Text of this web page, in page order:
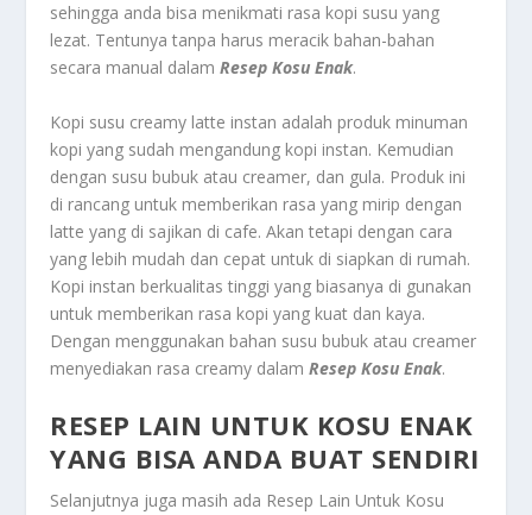
sehingga anda bisa menikmati rasa kopi susu yang
lezat. Tentunya tanpa harus meracik bahan-bahan
secara manual dalamResep Kosu Enak.
Kopi susu creamy latte instan adalah produk minuman
kopi yang sudah mengandung kopi instan. Kemudian
dengan susu bubuk atau creamer, dan gula. Produk ini
di rancang untuk memberikan rasa yang mirip dengan
latte yang di sajikan di cafe. Akan tetapi dengan cara
yang lebih mudah dan cepat untuk di siapkan di rumah.
Kopi instan berkualitas tinggi yang biasanya di gunakan
untuk memberikan rasa kopi yang kuat dan kaya.
Dengan menggunakan bahan susu bubuk atau creamer
menyediakan rasa creamy dalamResep Kosu Enak.
RESEP LAIN UNTUK KOSU ENAK
YANG BISA ANDA BUAT SENDIRI
Selanjutnya juga masih ada Resep Lain Untuk Kosu